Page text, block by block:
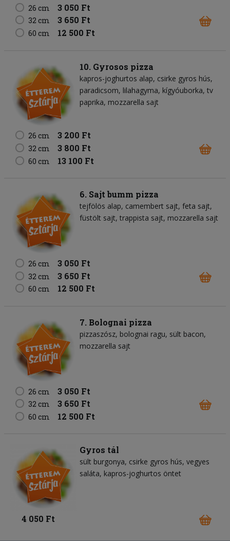
26 cm 3 050 Ft
32 cm 3 650 Ft
60 cm 12 500 Ft
10. Gyrosos pizza
kapros-joghurtos alap csirke gyros hús
paradicsom lilahagyma kígyóuborka tv
paprika mozzarella sajt
26 cm 3 200 Ft
32 cm 3 800 Ft
60 cm 13 100 Ft
6. Sajt bumm pizza
tejfölös alap camembert sajt feta sajt
füstölt sajt trappista sajt mozzarella sajt
26 cm 3 050 Ft
32 cm 3 650 Ft
60 cm 12 500 Ft
7. Bolognai pizza
pizzaszósz bolognai ragu sült bacon
mozzarella sajt
26 cm 3 050 Ft
32 cm 3 650 Ft
60 cm 12 500 Ft
Gyros tál
sült burgonya csirke gyros hús vegyes
saláta kapros-joghurtos öntet
4 050 Ft